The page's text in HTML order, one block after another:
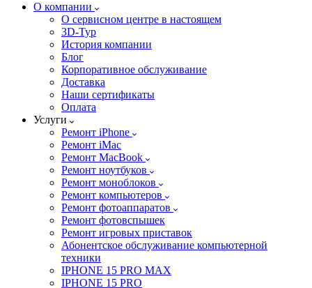
О компании
О сервисном центре в настоящем
3D-Тур
История компании
Блог
Корпоративное обслуживание
Доставка
Наши сертификаты
Оплата
Услуги
Ремонт iPhone
Ремонт iMac
Ремонт MacBook
Ремонт ноутбуков
Ремонт моноблоков
Ремонт компьютеров
Ремонт фотоаппаратов
Ремонт фотовспышек
Ремонт игровых приставок
Абонентское обслуживание компьютерной
техники
IPHONE 15 PRO MAX
IPHONE 15 PRO